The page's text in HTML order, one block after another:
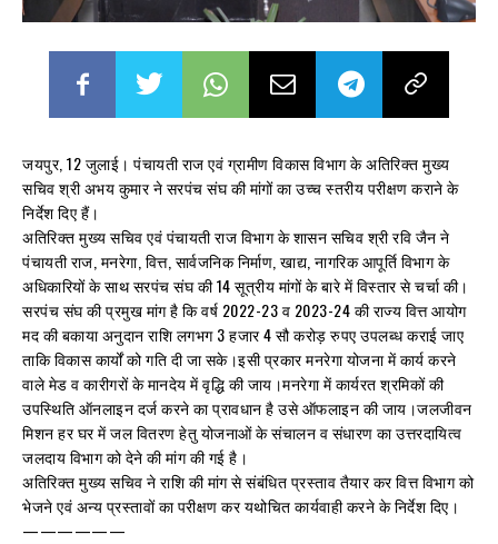
जयपुर, 12 जुलाई। पंचायती राज एवं ग्रामीण विकास विभाग के अतिरिक्त मुख्य
सचिव श्री अभय कुमार ने सरपंच संघ की मांगों का उच्च स्तरीय परीक्षण कराने के
निर्देश दिए हैं।
अतिरिक्त मुख्य सचिव एवं पंचायती राज विभाग के शासन सचिव श्री रवि जैन ने
पंचायती राज, मनरेगा, वित्त, सार्वजनिक निर्माण, खाद्य, नागरिक आपूर्ति विभाग के
अधिकारियों के साथ सरपंच संघ की 14 सूत्रीय मांगों के बारे में विस्तार से चर्चा की।
सरपंच संघ की प्रमुख मांग है कि वर्ष 2022-23 व 2023-24 की राज्य वित्त आयोग
मद की बकाया अनुदान राशि लगभग 3 हजार 4 सौ करोड़ रुपए उपलब्ध कराई जाए
ताकि विकास कार्यों को गति दी जा सके।इसी प्रकार मनरेगा योजना में कार्य करने
वाले मेड व कारीगरों के मानदेय में वृद्धि की जाय।मनरेगा में कार्यरत श्रमिकों की
उपस्थिति ऑनलाइन दर्ज करने का प्रावधान है उसे ऑफलाइन की जाय।जलजीवन
मिशन हर घर में जल वितरण हेतु योजनाओं के संचालन व संधारण का उत्तरदायित्व
जलदाय विभाग को देने की मांग की गई है।
अतिरिक्त मुख्य सचिव ने राशि की मांग से संबंधित प्रस्ताव तैयार कर वित्त विभाग को
भेजने एवं अन्य प्रस्तावों का परीक्षण कर यथोचित कार्यवाही करने के निर्देश दिए।
——————